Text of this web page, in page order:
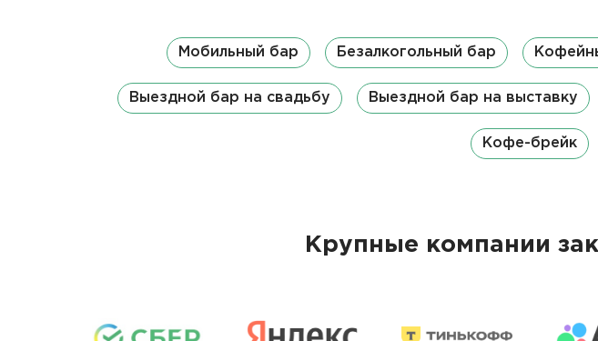
Мобильный бар Безалкогольный бар
Выездной бар на свадьбу Выездной бар на выставку
Кофе-брейк
Крупные компании